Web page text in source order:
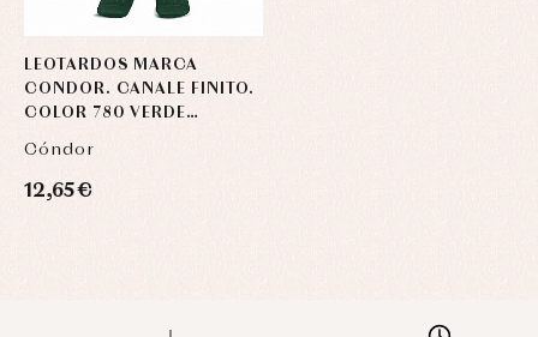
LEOTARDOS MARCA
CONDOR. CANALE FINITO.
COLOR 780 VERDE
Cóndor
12,65 €